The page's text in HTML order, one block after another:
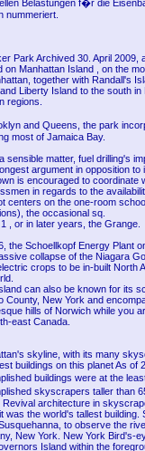
Belastungen f�r die
nummeriert.
Park Archived 30. April 2009,
on Manhattan Island , on the
together with Randall's
Liberty Island to the south
regions.
and Queens, the park
most of Jamaica Bay.
sensible matter, fuel drilling's
argument in opposition
is encouraged to coordinate
in regards to the
centers on the one-room
the occasional sq.
, or in later years, the Grange.
the Schoellkopf Energy Plant
collapse of the Niagara
crops to be in-built North
can also be known for its
County, New York and
hills of Norwich while you
east Canada.
skyline, with its many
buildings on this planet As of
buildings were at the
skyscrapers taller than
Revival architecture in
was the world's tallest building.
to observe the
New York. New York Bird's-
Island within the